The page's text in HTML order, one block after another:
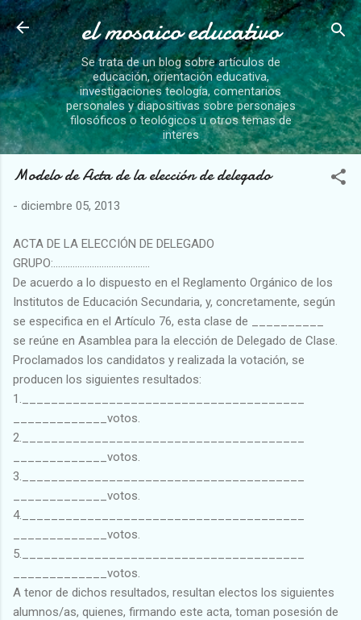
Ir al contenido principal
el mosaico educativo
Se trata de un blog sobre artículos de
educación, orientación educativa,
investigaciones teología, comentarios
personales y diapositivas sobre personajes
filosóficos o teológicos u otros temas de
interes
Modelo de Acta de la elección de delegado
- diciembre 05, 2013
ACTA DE LA ELECCIÓN DE DELEGADO
GRUPO:........................................
De acuerdo a lo dispuesto en el Reglamento Orgánico de los
Institutos de Educación Secundaria, y, concretamente, según
se especifica en el Artículo 76, esta clase de __________
se reúne en Asamblea para la elección de Delegado de Clase.
Proclamados los candidatos y realizada la votación, se
producen los siguientes resultados:
1._______________________________________
_____________votos.
2._______________________________________
_____________votos.
3._______________________________________
_____________votos.
4._______________________________________
_____________votos.
5._______________________________________
_____________votos.
A tenor de dichos resultados, resultan electos los siguientes
alumnos/as, quienes, firmando este acta, toman posesión de